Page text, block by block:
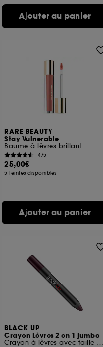
Ajouter au panier
RARE BEAUTY
Stay Vulnerable
Baume à lèvres brillant
475
25,00€
5 teintes disponibles
Ajouter au panier
BLACK UP
Crayon Lèvres 2 en 1 jumbo
Crayon à lèvres avec taille crayon